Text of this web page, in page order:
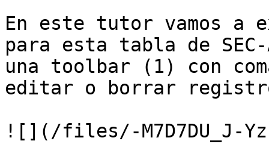
En este tutor vamos a
para esta tabla de SEC-
una toolbar (1) con
editar o borrar
![](/files/-M7D7DU_J-